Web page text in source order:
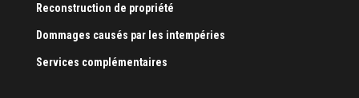
Reconstruction de propriété
Dommages causés par les intempéries
Services complémentaires